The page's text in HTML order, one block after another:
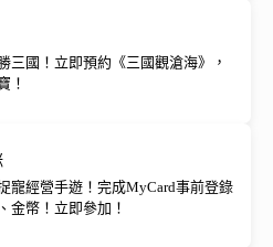
三國！立即預約《三國觀滄海》，
！
寵經營手遊！完成MyCard事前登錄
金幣！立即參加！